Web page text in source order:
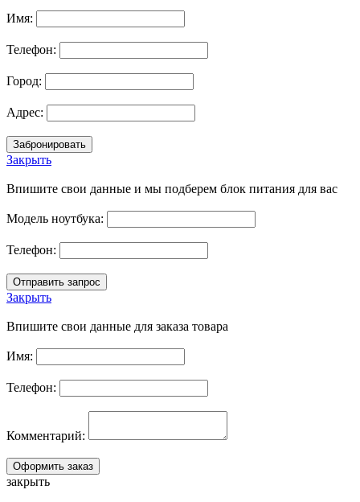
Имя:
Телефон:
Город:
Адрес:
Закрыть
Впишите свои данные и мы подберем блок питания для вас
Модель ноутбука:
Телефон:
Закрыть
Впишите свои данные для заказа товара
Имя:
Телефон:
Комментарий:
закрыть